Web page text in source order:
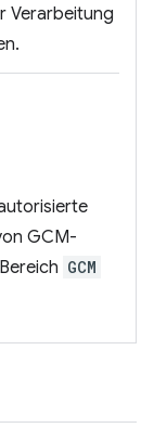
Verarbeitung
GCM-
GCM